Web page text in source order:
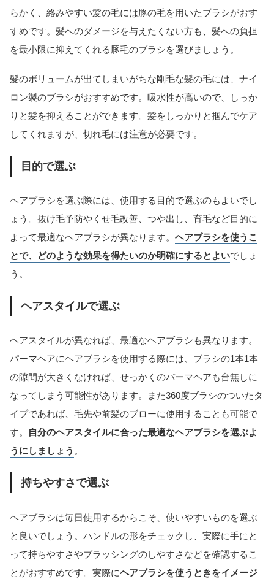
らかく、絡みやすい髪の毛には豚の毛を用いたブラシがおす
すめです。髪へのダメージを与えたくない方も、髪への負担
を最小限に抑えてくれる豚毛のブラシを選びましょう。
髪のボリュームが出てしまいがちな剛毛な髪の毛には、ナイ
ロン製のブラシがおすすめです。吸水性が高いので、しっか
りと髪を抑えることができます。髪をしっかりと掴んでケア
してくれますが、切れ毛には注意が必要です。
目的で選ぶ
ヘアブラシを選ぶ際には、使用する目的で選ぶのもよいでし
ょう。抜け毛予防やくせ毛改善、つや出し、育毛など目的に
よって最適なヘアブラシが異なります。 ヘアブラシを使うこ
とで、どのような効果を得たいのか明確にするとよいでしょ
う。
ヘアスタイルで選ぶ
ヘアスタイルが異なれば、最適なヘアブラシも異なります。
パーマヘアにヘアブラシを使用する際には、ブラシの1本1本
の隙間が大きくなければ、せっかくのパーマヘアも台無しに
なってしまう可能性があります。また360度ブラシのついたタ
イプであれば、毛先や前髪のブローに使用することも可能で
す。
自分のヘアスタイルに合った最適なヘアブラシを選ぶよ
うにしましょう 。
持ちやすさで選ぶ
ヘアブラシは毎日使用するからこそ、使いやすいものを選ぶ
と良いでしょう。ハンドルの形をチェックし、実際に手にと
って持ちやすさやブラッシングのしやすさなどを確認するこ
とがおすすめです。実際にヘアブラシを使うときをイメージ